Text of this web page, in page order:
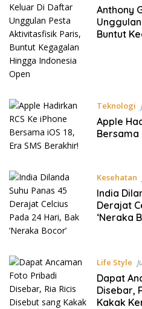
Anthony
Buntut
Teknologi
Apple
Bersama
Kesehatan
India
Derajat
‘Neraka
Life Style
Dapat
Disebar,
Kakak